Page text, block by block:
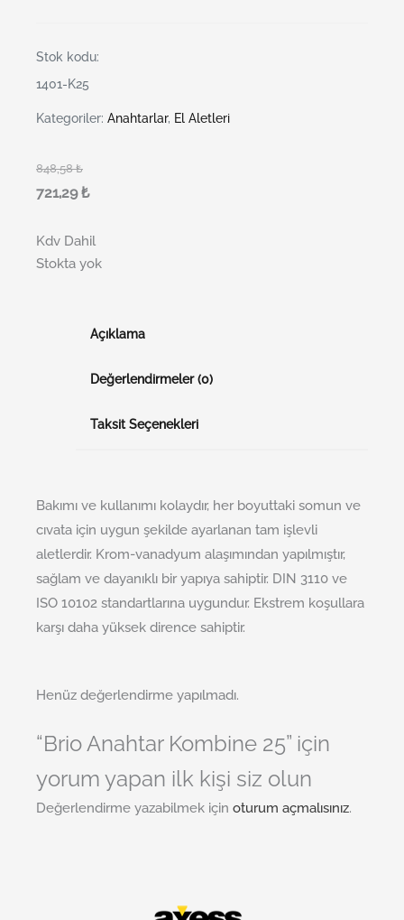
Stok kodu:
1401-K25
Kategoriler: Anahtarlar, El Aletleri
848,58₺
721,29₺
Kdv Dahil
Stokta yok
Açıklama
Değerlendirmeler (0)
Taksit Seçenekleri
Bakımı ve kullanımı kolaydır, her boyuttaki somun ve
cıvata için uygun şekilde ayarlanan tam işlevli
aletlerdir. Krom-vanadyum alaşımından yapılmıştır,
sağlam ve dayanıklı bir yapıya sahiptir. DIN 3110 ve
ISO 10102 standartlarına uygundur. Ekstrem koşullara
karşı daha yüksek dirence sahiptir.
Henüz değerlendirme yapılmadı.
“Brio Anahtar Kombine 25” için
yorum yapan ilk kişi siz olun
Değerlendirme yazabilmek için oturum açmalısınız.